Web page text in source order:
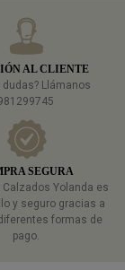
AL CLIENTE
dudas? Llámanos
SEGURA
Calzados Yolanda es
y seguro gracias a
formas de
pago.